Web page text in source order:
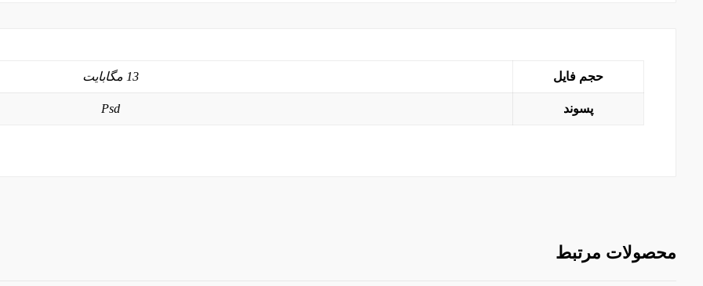
حجم فایل 13 مگابایت
پسوند Psd
محصولات مرتبط